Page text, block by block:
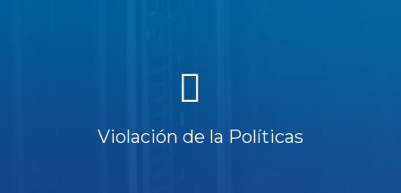
Violación de la Políticas